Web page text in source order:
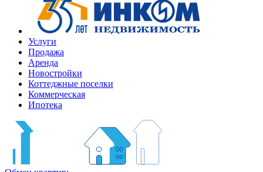
Услуги
Продажа
Аренда
Новостройки
Коттеджные поселки
Коммерческая
Ипотека